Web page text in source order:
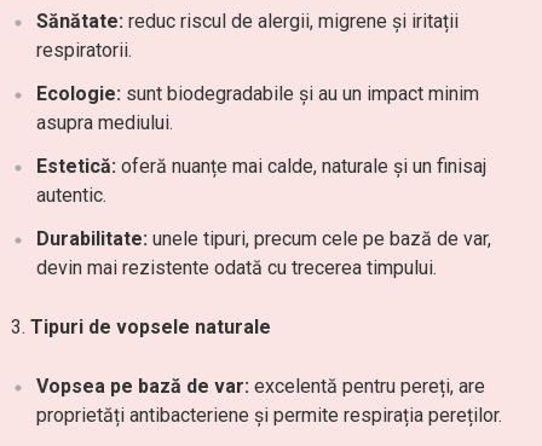
Sănătate: reduc riscul de alergii, migrene și iritații
respiratorii.
Ecologie: sunt biodegradabile și au un impact minim
asupra mediului.
Estetică: oferă nuanțe mai calde, naturale și un finisaj
autentic.
Durabilitate: unele tipuri, precum cele pe bază de var,
devin mai rezistente odată cu trecerea timpului.
Tipuri de vopsele naturale
Vopsea pe bază de var: excelentă pentru pereți, are
proprietăți antibacteriene și permite respirația pereților.